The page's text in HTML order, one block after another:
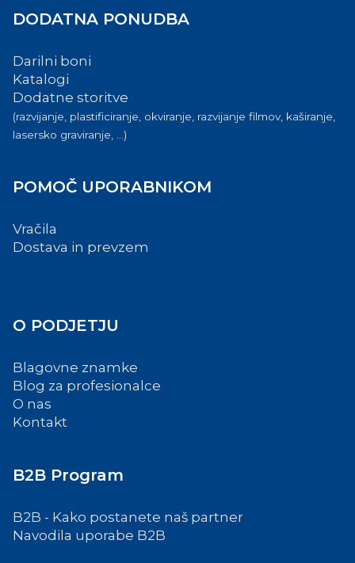
DODATNA PONUDBA
Darilni boni
Katalogi
Dodatne storitve
(razvijanje, plastificiranje, okviranje, razvijanje filmov, kaširanje,
lasersko graviranje, ...)
POMOČ UPORABNIKOM
Vračila
Dostava in prevzem
O PODJETJU
Blagovne znamke
Blog za profesionalce
O nas
Kontakt
B2B Program
B2B - Kako postanete naš partner
Navodila uporabe B2B